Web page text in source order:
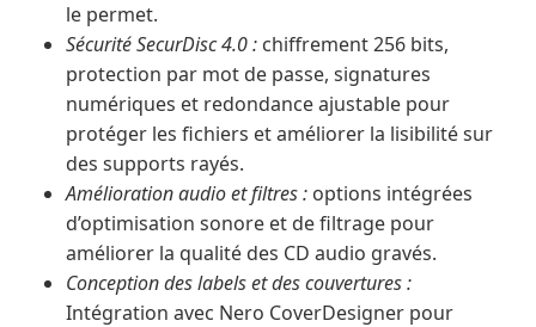
le permet.
Sécurité SecurDisc 4.0 : chiffrement 256 bits,
protection par mot de passe, signatures
numériques et redondance ajustable pour
protéger les fichiers et améliorer la lisibilité sur
des supports rayés.
Amélioration audio et filtres : options intégrées
d’optimisation sonore et de filtrage pour
améliorer la qualité des CD audio gravés.
Conception des labels et des couvertures :
Intégration avec Nero CoverDesigner pour